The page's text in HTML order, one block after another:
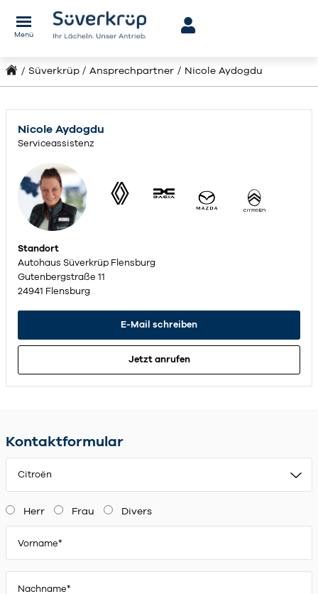
Menü
Süverkrüp Ansprechpartner Nicole Aydogdu
Nicole Aydogdu
Serviceassistenz
Standort
Autohaus Süverkrüp Flensburg
Gutenbergstraße 11
24941 Flensburg
E-Mail schreiben
Jetzt anrufen
Kontaktformular
Citroën
Herr Frau Divers